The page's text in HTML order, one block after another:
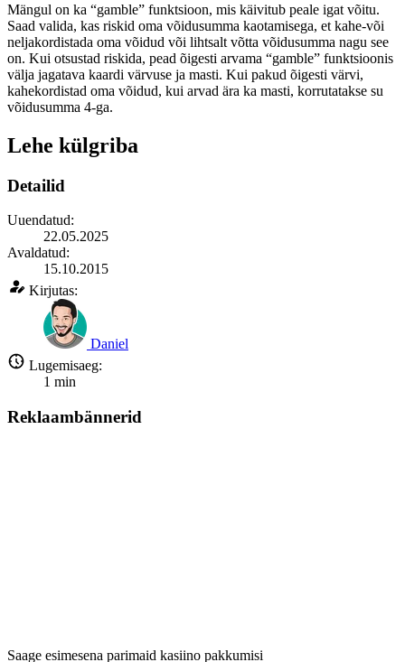
Mängul on ka “gamble” funktsioon, mis käivitub peale igat võitu.
Saad valida, kas riskid oma võidusumma kaotamisega, et kahe-või
neljakordistada oma võidud või lihtsalt võtta võidusumma nagu see
on. Kui otsustad riskida, pead õigesti arvama “gamble” funktsioonis
välja jagatava kaardi värvuse ja masti. Kui pakud õigesti värvi,
kahekordistad oma võidud, kui arvad ära ka masti, korrutatakse su
võidusumma 4-ga.
Lehe külgriba
Detailid
Uuendatud:
22.05.2025
Avaldatud:
15.10.2015
Kirjutas:
Daniel
Lugemisaeg:
1 min
Reklaambännerid
Saage esimesena parimaid kasiino pakkumisi